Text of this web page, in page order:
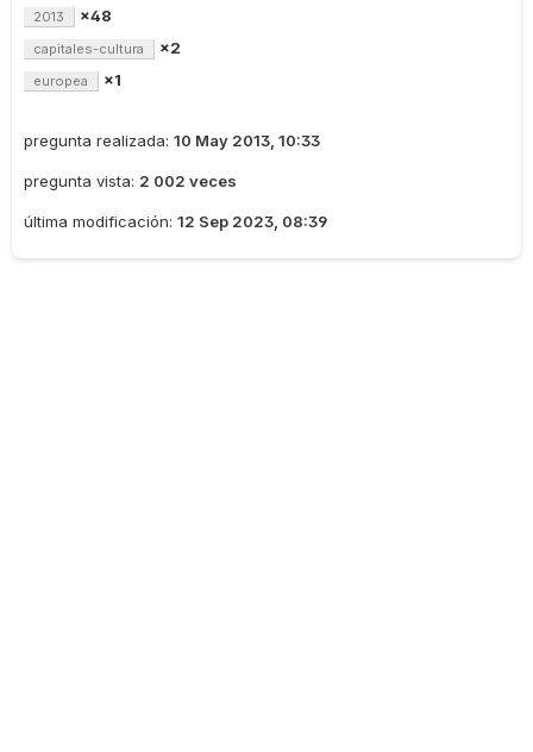
2013 ×48
capitales-cultura ×2
europea ×1
pregunta realizada: 10 May 2013, 10:33
pregunta vista: 2 002 veces
última modificación: 12 Sep 2023, 08:39